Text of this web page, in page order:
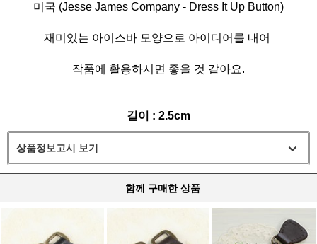
미국 (Jesse James Company - Dress It Up Button)
재미있는 아이스바 모양으로 아이디어를 내어
작품에 활용하시면 좋을 것 같아요.
길이 : 2.5cm
상품정보고시 보기
함께 구매한 상품